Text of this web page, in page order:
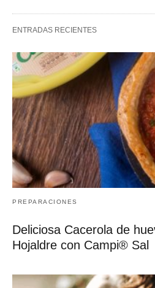
ENTRADAS RECIENTES
PREPARACIONES
Deliciosa Cacerola de
Hojaldre con Campi® Sal